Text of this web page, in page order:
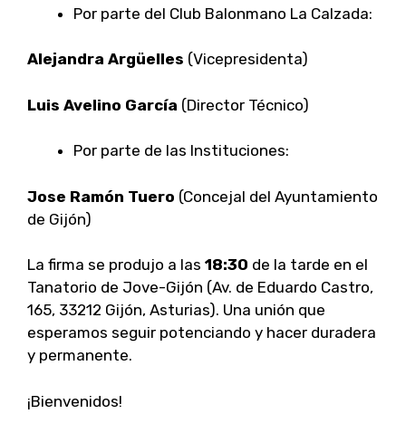
Por parte del Club Balonmano La Calzada:
Alejandra Argüelles (Vicepresidenta)
Luis Avelino García (Director Técnico)
Por parte de las Instituciones:
Jose Ramón Tuero (Concejal del Ayuntamiento
de Gijón)
La firma se produjo a las 18:30 de la tarde en el
Tanatorio de Jove-Gijón (Av. de Eduardo Castro,
165, 33212 Gijón, Asturias). Una unión que
esperamos seguir potenciando y hacer duradera
y permanente.
¡Bienvenidos!